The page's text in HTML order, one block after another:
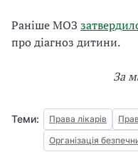
Раніше МОЗ
про діагноз дитини.
За
Теми: Права лікарів
Організація